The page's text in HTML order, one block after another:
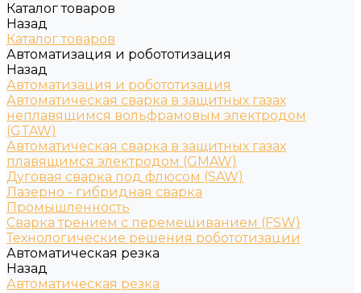
Каталог товаров
Назад
Каталог товаров
Автоматизация и робототизация
Назад
Автоматизация и робототизация
Автоматическая сварка в защитных газах
неплавящимся вольфрамовым электродом
(GTAW)
Автоматическая сварка в защитных газах
плавящимся электродом (GMAW)
Дуговая сварка под флюсом (SAW)
Лазерно - гибридная сварка
Промышленность
Сварка трением с перемешиванием (FSW)
Технологические решения робототизации
Автоматическая резка
Назад
Автоматическая резка